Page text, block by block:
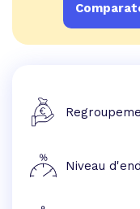
Niveau